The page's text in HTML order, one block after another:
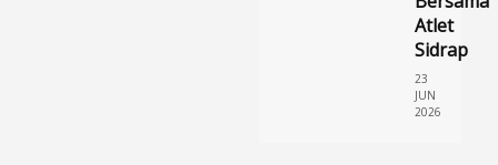
Atlet
Sidrap
23
JUN
2026